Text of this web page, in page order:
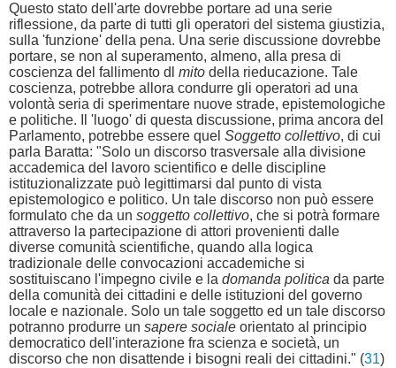
Questo stato dell'arte dovrebbe portare ad una serie
riflessione, da parte di tutti gli operatori del sistema giustizia,
sulla 'funzione' della pena. Una serie discussione dovrebbe
portare, se non al superamento, almeno, alla presa di
coscienza del fallimento dl mito della rieducazione. Tale
coscienza, potrebbe allora condurre gli operatori ad una
volontà seria di sperimentare nuove strade, epistemologiche
e politiche. Il 'luogo' di questa discussione, prima ancora del
Parlamento, potrebbe essere quel Soggetto collettivo, di cui
parla Baratta: "Solo un discorso trasversale alla divisione
accademica del lavoro scientifico e delle discipline
istituzionalizzate può legittimarsi dal punto di vista
epistemologico e politico. Un tale discorso non può essere
formulato che da un soggetto collettivo, che si potrà formare
attraverso la partecipazione di attori provenienti dalle
diverse comunità scientifiche, quando alla logica
tradizionale delle convocazioni accademiche si
sostituiscano l'impegno civile e la domanda politica da parte
della comunità dei cittadini e delle istituzioni del governo
locale e nazionale. Solo un tale soggetto ed un tale discorso
potranno produrre un sapere sociale orientato al principio
democratico dell'interazione fra scienza e società, un
discorso che non disattende i bisogni reali dei cittadini." (31)